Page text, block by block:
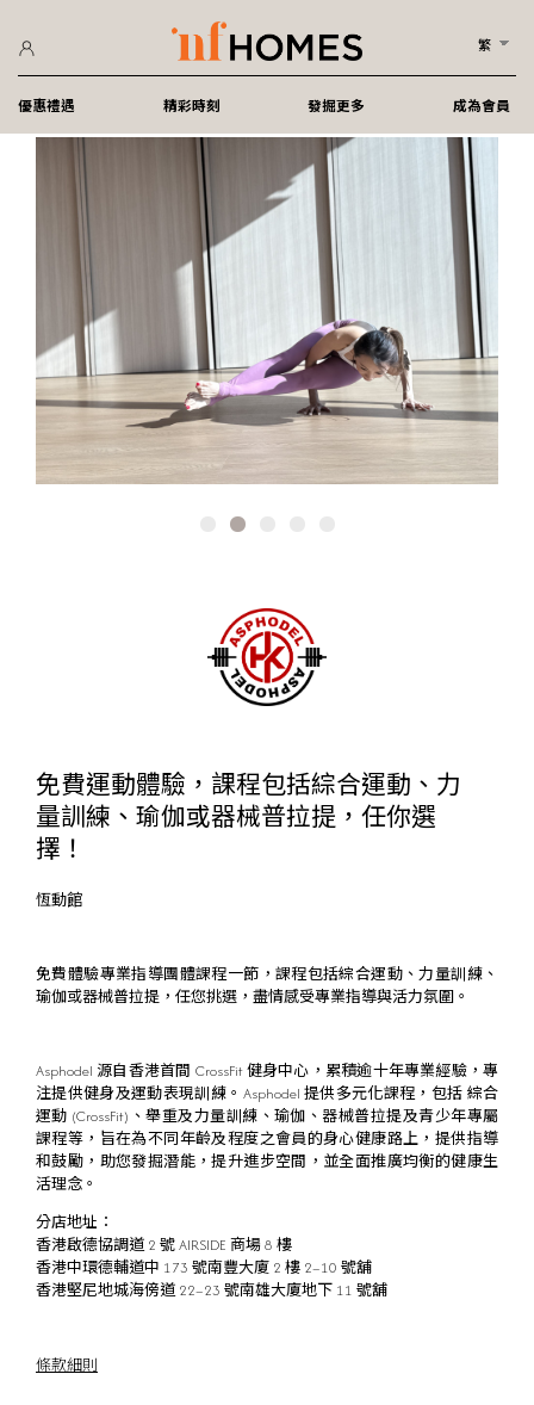
繁
優惠禮遇 精彩時刻 發掘更多 成為會員
免費運動體驗，課程包括綜合運動、力
量訓練、瑜伽或器械普拉提，任你選
擇！
恆動館
免費體驗專業指導團體課程一節，課程包括綜合運動、力量訓練、
瑜伽或器械普拉提，任您挑選，盡情感受專業指導與活力氛圍。
Asphodel 源自香港首間 CrossFit 健身中心，累積逾十年專業經驗，專
注提供健身及運動表現訓練。Asphodel 提供多元化課程，包括 綜合
運動 (CrossFit)、舉重及力量訓練、瑜伽、器械普拉提及青少年專屬
課程等，旨在為不同年齡及程度之會員的身心健康路上，提供指導
和鼓勵，助您發掘潛能，提升進步空間，並全面推廣均衡的健康生
活理念。
分店地址：
香港啟德協調道 2 號 AIRSIDE 商場 8 樓
香港中環德輔道中 173 號南豐大廈 2 樓 2–10 號舖
香港堅尼地城海傍道 22–23 號南雄大廈地下 11 號舖
條款細則